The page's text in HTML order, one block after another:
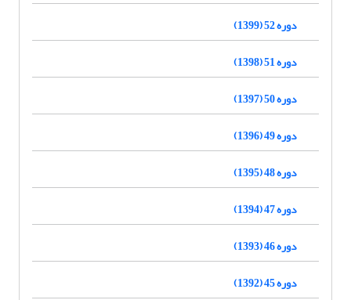
دوره 52 (1399)
دوره 51 (1398)
دوره 50 (1397)
دوره 49 (1396)
دوره 48 (1395)
دوره 47 (1394)
دوره 46 (1393)
دوره 45 (1392)